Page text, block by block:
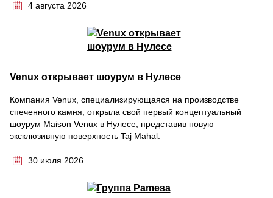
4 августа 2026
Venux открывает шоурум в Нулесе
Компания Venux, специализирующаяся на производстве
спеченного камня, открыла свой первый концептуальный
шоурум Maison Venux в Нулесе, представив новую
эксклюзивную поверхность Taj Mahal.
30 июля 2026